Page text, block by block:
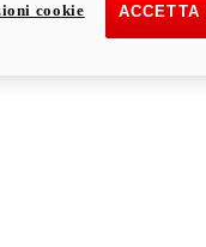
cookie